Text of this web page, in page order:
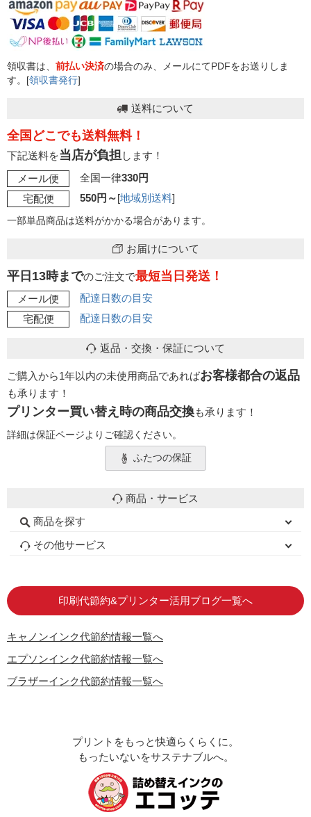
領収書は、 前払い決済の場合のみ、メールにてPDFをお送りしま
す。[領収書発行]
送料について
全国どこでも送料無料！
下記送料を当店が負担します！
メール便
全国一律330円
宅配便
550円～[地域別送料]
一部単品商品は送料がかかる場合があります。
お届けについて
平日13時までのご注文で最短当日発送！
メール便
配達日数の目安
宅配便
配達日数の目安
返品・交換・保証について
ご購入から1年以内の未使用商品であればお客様都合の返品
も承ります！
プリンター買い替え時の商品交換も承ります！
詳細は保証ページよりご確認ください。
ふたつの保証
商品・サービス
商品を探す
初心者用セット
キャノンインク
エプソンインク
ブラザーインク
詰め替えインク
互換インクボトル
互換インクカートリッジ
再生インクカートリッジ
トナーカートリッジ
その他サービス
印刷代節約&プリンター活用ブログ一覧へ
キャノンインク代節約情報一覧へ
エプソンインク代節約情報一覧へ
ブラザーインク代節約情報一覧へ
プリントをもっと快適らくらくに。
もったいないをサステナブルへ。